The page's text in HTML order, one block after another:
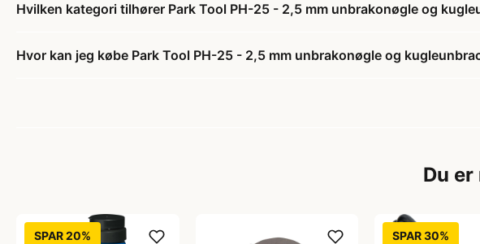
Hvilken kategori tilhører Park Tool PH-25 - 2,5 mm unbrakonøgle og
Hvor kan jeg købe Park Tool PH-25 - 2,5 mm unbrakonøgle og
Du
SPAR 20% SPAR 30%